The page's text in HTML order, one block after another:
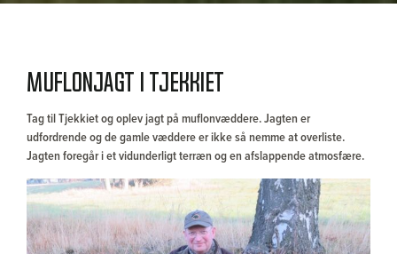
Muflonjagt i Tjekkiet
Tag til Tjekkiet og oplev jagt på muflonvæddere. Jagten er
udfordrende og de gamle væddere er ikke så nemme at overliste.
Jagten foregår i et vidunderligt terræn og en afslappende atmosfære.